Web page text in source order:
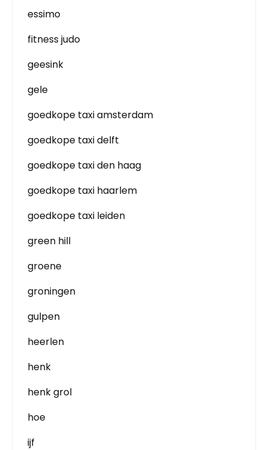
essimo
fitness judo
geesink
gele
goedkope taxi amsterdam
goedkope taxi delft
goedkope taxi den haag
goedkope taxi haarlem
goedkope taxi leiden
green hill
groene
groningen
gulpen
heerlen
henk
henk grol
hoe
ijf